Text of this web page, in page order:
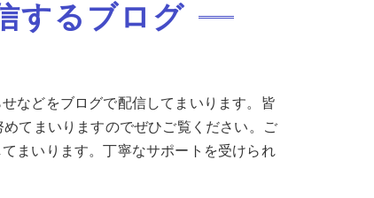
するブログ
などをブログで配信してまいります。皆
てまいりますのでぜひご覧ください。ご
まいります。丁寧なサポートを受けられ